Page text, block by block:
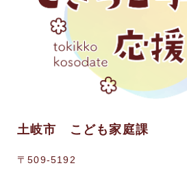
土岐市 こども家庭課
〒509-5192